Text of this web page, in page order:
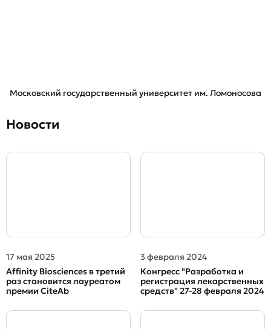
Московский государственный университет им. Ломоносова
Новости
17 мая 2025
Affinity Biosciences в третий
раз становится лауреатом
премии CiteAb
3 февраля 2024
Конгресс "Разработка и
регистрация лекарственных
средств" 27-28 февраля 2024